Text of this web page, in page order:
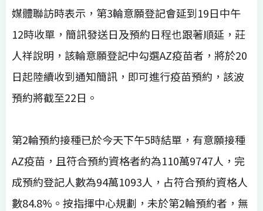
媒體聯訪時表示，第3輪意願登記會延到19日中午
12時收單，簡訊發送日及預約日程也跟著順延，莊
人祥說明，該輪意願登記中勾選AZ疫苗者，將於20
日起陸續收到通知簡訊，即可進行疫苗預約，該波
預約將截至22日。
第2輪預約接種已於今天下午5時結單，有意願接種
AZ疫苗，且符合預約資格者約為110萬9747人，完
成預約登記人數為94萬1093人，占符合預約資格人
數84.8%。按指揮中心規劃，未於第2輪預約者，無